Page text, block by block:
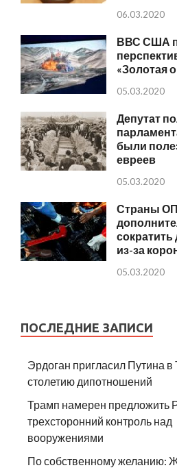
06.03.2020
ВВС США
«Золотая
05.03.2020
Депутат
были
евреев
05.03.2020
Страны
из-за
05.03.2020
ПОСЛЕДНИЕ ЗАПИСИ
Эрдоган пригласил Путина в
столетию дипотношений
Трамп намерен предложить
трехсторонний контроль над
вооружениями
По собственному желанию: